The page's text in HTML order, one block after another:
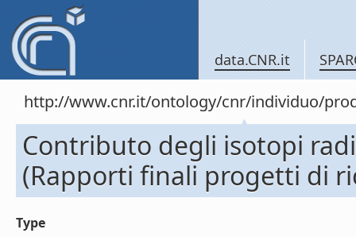
data.CNR.it
http://www.cnr.it/ontology/cnr/individuo/
Contributo degli isotopi
(Rapporti finali progetti di
Type